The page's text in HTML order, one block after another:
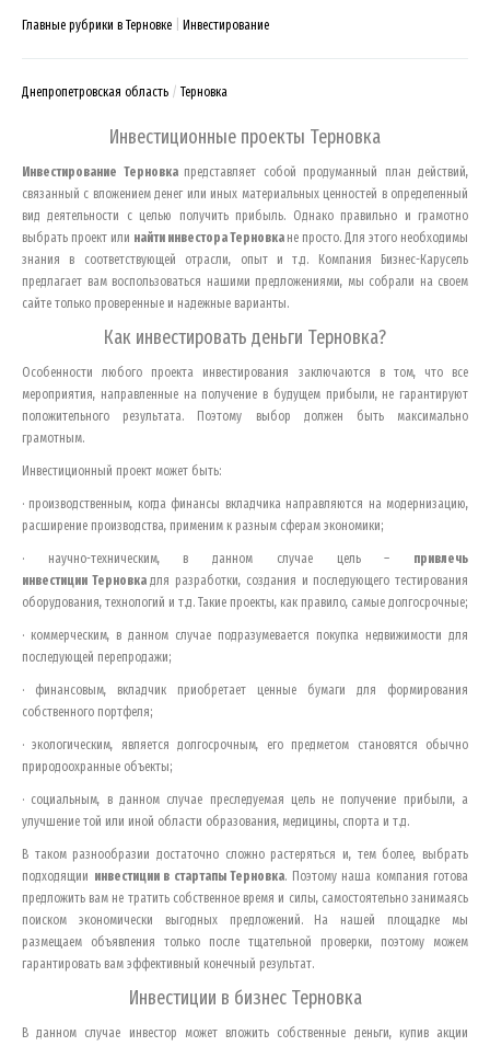
Главные рубрики в Терновке Инвестирование
Днепропетровская область Терновка
Инвестиционные проекты Терновка
Инвестирование Терновка представляет собой продуманный план действий,
связанный с вложением денег или иных материальных ценностей в определенный
вид деятельности с целью получить прибыль. Однако правильно и грамотно
выбрать проект или найти инвестораТерновка не просто. Для этого необходимы
знания в соответствующей отрасли, опыт и т.д. Компания Бизнес-Карусель
предлагает вам воспользоваться нашими предложениями, мы собрали на своем
сайте только проверенные и надежные варианты.
Как инвестировать деньги Терновка?
Особенности любого проекта инвестирования заключаются в том, что все
мероприятия, направленные на получение в будущем прибыли, не гарантируют
положительного результата. Поэтому выбор должен быть максимально
грамотным.
Инвестиционный проект может быть:
· производственным, когда финансы вкладчика направляются на модернизацию,
расширение производства, применим к разным сферам экономики;
· научно-техническим, в данном случае цель – привлечь
инвестиции Терновкадля разработки, создания и последующего тестирования
оборудования, технологий и т.д. Такие проекты, как правило, самые долгосрочные;
· коммерческим, в данном случае подразумевается покупка недвижимости для
последующей перепродажи;
· финансовым, вкладчик приобретает ценные бумаги для формирования
собственного портфеля;
· экологическим, является долгосрочным, его предметом становятся обычно
природоохранные объекты;
· социальным, в данном случае преследуемая цель не получение прибыли, а
улучшение той или иной области образования, медицины, спорта и т.д.
В таком разнообразии достаточно сложно растеряться и, тем более, выбрать
подходящии инвестиции в стартапы Терновка. Поэтому наша компания готова
предложить вам не тратить собственное время и силы, самостоятельно занимаясь
поиском экономически выгодных предложений. На нашей площадке мы
размещаем объявления только после тщательной проверки, поэтому можем
гарантировать вам эффективный конечный результат.
Инвестиции в бизнес Терновка
В данном случае инвестор может вложить собственные деньги, купив акции